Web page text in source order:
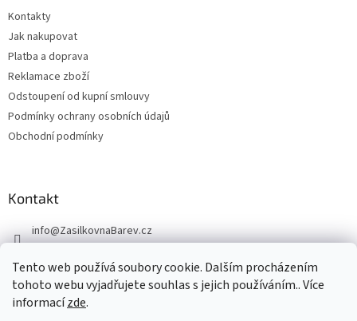
Tento web používá soubory cookie. Dalším procházením
tohoto webu vyjadřujete souhlas s jejich používáním.. Více
informacízde.
Kontakty
Jak nakupovat
Platba a doprava
Reklamace zboží
Odstoupení od kupní smlouvy
Podmínky ochrany osobních údajů
Obchodní podmínky
Kontakt
info@ZasilkovnaBarev.cz